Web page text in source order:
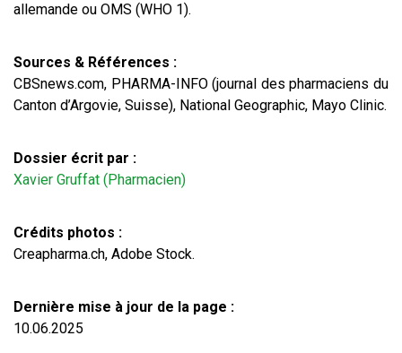
allemande ou OMS (WHO 1).
Sources & Références :
CBSnews.com, PHARMA-INFO (journal des pharmaciens du
Canton d’Argovie, Suisse), National Geographic, Mayo Clinic.
Dossier écrit par :
Xavier Gruffat (Pharmacien)
Crédits photos :
Creapharma.ch, Adobe Stock.
Dernière mise à jour de la page :
10.06.2025